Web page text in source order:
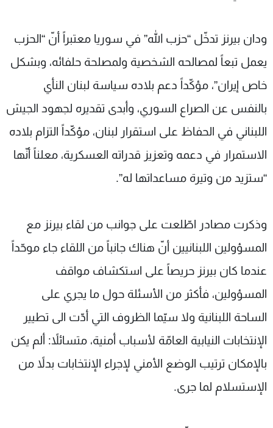
ودان بيرنز تدخّل “حزب الله” في سوريا معتبراً أنّ “الحزب
يعمل تبعاً لمصالحه الشخصية ولمصلحة حلفائه، وبشكل
خاص إيران”، مؤكّداً دعم بلاده سياسة لبنان النأي
بالنفس عن الصراع السوري، وأبدى تقديره لجهود الجيش
اللبناني في الحفاظ على استقرار لبنان، مؤكّداً التزام بلاده
الاستمرار في دعمه وتعزيز قدراته العسكرية، معلناً أنّها
“ستزيد من وتيرة مساعداتها له”.
وذكرت مصادر اطّلعت على جوانب من لقاء بيرنز مع
المسؤولين اللبنانيين أنّ هناك جانباً من اللقاء جاء موحّداً
عندما كان بيرنز حريصاً على استكشاف مواقف
المسؤولين، فأكثر من الأسئلة حول ما يجري على
الساحة اللبنانية ولا سيّما الظروف التي أدّت الى تطيير
الإنتخابات النيابية العامّة لأسباب أمنية، متسائلاً: ألم يكن
بالإمكان ترتيب الوضع الأمني لإجراء الإنتخابات بدلاً من
الإستسلام لما جرى.